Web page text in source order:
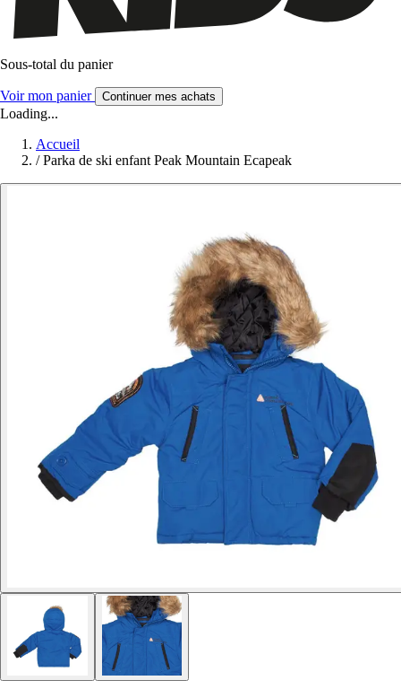
Sous-total du panier
Voir mon panier Continuer mes achats
Loading...
Accueil
/ Parka de ski enfant Peak Mountain Ecapeak